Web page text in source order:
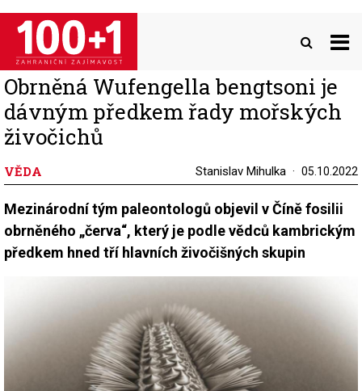
Přejít
hlavnímu
obsahu
Obrněná Wufengella bengtsoni je
dávným předkem řady mořských
živočichů
VĚDA Stanislav Mihulka 05.10.2022
Mezinárodní tým paleontologů objevil v Číně fosilii
obrněného „červa“, který je podle vědců kambrickým
předkem hned tří hlavních živočišných skupin